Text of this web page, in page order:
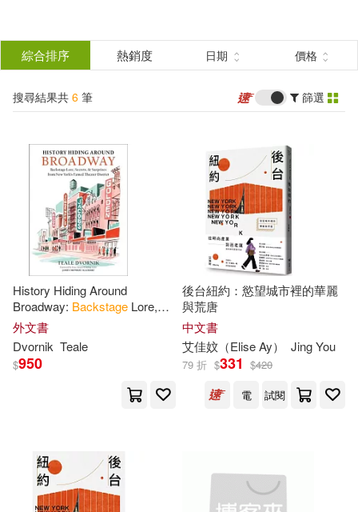
結
分類 (單選)
所有商品(6) 圖書(5)
電子書(1)
作者 (可複選)
Groce(2) Nancy(2)
艾佳妏（Elise Ay）(2)
Role Factory Press(1)
Teale(1)
綜合排序 熱銷度 日期 價格
搜尋結果共 6 筆 篩選
History Hiding Around
Broadway: Backstage Lore,
Secrets, and Surprises from
New York
District
外文書
Dvornik Teale
$950
後台紐約：慾望城市裡的華麗
與荒唐
中文書
艾佳妏（Elise Ay）
Jing You
79 折 $331 $420
電
試閱